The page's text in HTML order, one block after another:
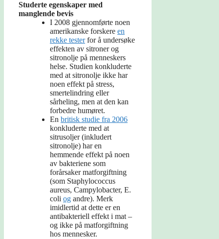
Studerte egenskaper med
manglende bevis
I 2008 gjennomførte noen
amerikanske forskere en
rekke testerfor å undersøke
effekten av sitroner og
sitronolje på menneskers
helse. Studien konkluderte
med at sitronolje ikke har
noen effekt på stress,
smertelindring eller
sårheling, men at den kan
forbedre humøret.
En britisk studie fra 2006
konkluderte med at
sitrusoljer (inkludert
sitronolje) har en
hemmende effekt på noen
av bakteriene som
forårsaker matforgiftning
(som Staphylococcus
aureus, Campylobacter, E.
coli og andre). Merk
imidlertid at dette er en
antibakteriell effekt i mat –
og ikke på matforgiftning
hos mennesker.